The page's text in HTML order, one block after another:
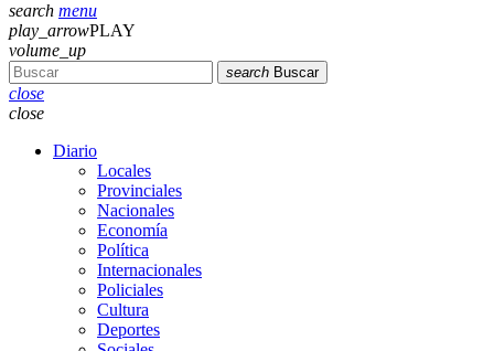
search menu
play_arrowPLAY
volume_up
search Buscar
close
close
Diario
Locales
Provinciales
Nacionales
Economía
Política
Internacionales
Policiales
Cultura
Deportes